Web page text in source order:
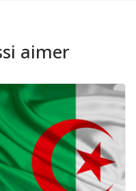
aimer